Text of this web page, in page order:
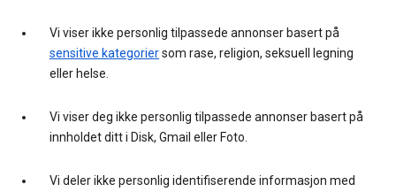
Vi viser ikke personlig tilpassede annonser basert på
sensitive kategoriersom rase, religion, seksuell legning
eller helse.
Vi viser deg ikke personlig tilpassede annonser basert på
innholdet ditt i Disk, Gmail eller Foto.
Vi deler ikke personlig identifiserende informasjon med